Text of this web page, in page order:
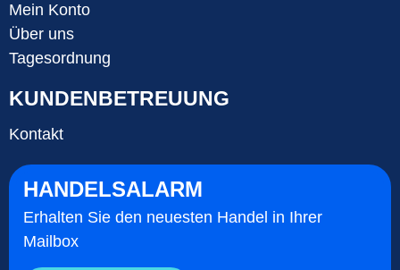
Mein Konto
Über uns
Tagesordnung
KUNDENBETREUUNG
Kontakt
HANDELSALARM
Erhalten Sie den neuesten Handel in Ihrer
Mailbox